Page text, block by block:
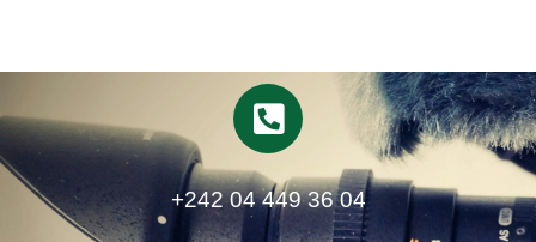
+242 04 449 36 04